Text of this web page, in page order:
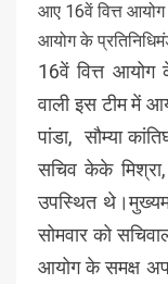
आए 16वें वित्त
आयोग के
16वें वित्त आयोग
वाली इस टीम में
पांडा, सौम्या
सचिव केके
उपस्थित
सोमवार को
आयोग के समक्ष